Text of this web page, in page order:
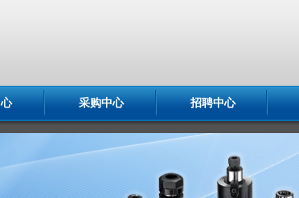
采购中心 招聘中心